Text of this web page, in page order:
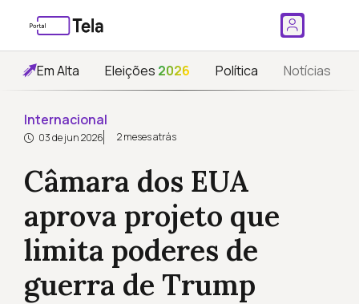
Em Alta Eleições 2026 Política Notícias
Internacional
03 de jun 2026 2 meses atrás
Câmara dos EUA
aprova projeto que
limita poderes de
guerra de Trump